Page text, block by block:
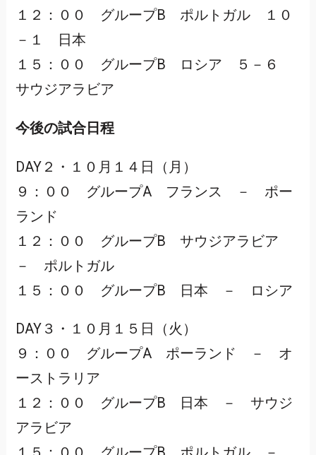
１２：００ グループB ポルトガル １０
－１ 日本
１５：００ グループB ロシア ５－６
サウジアラビア
今後の試合日程
DAY２・１０月１４日（月）
９：００ グループA フランス － ポー
ランド
１２：００ グループB サウジアラビア
－ ポルトガル
１５：００ グループB 日本 － ロシア
DAY３・１０月１５日（火）
９：００ グループA ポーランド － オ
ーストラリア
１２：００ グループB 日本 － サウジ
アラビア